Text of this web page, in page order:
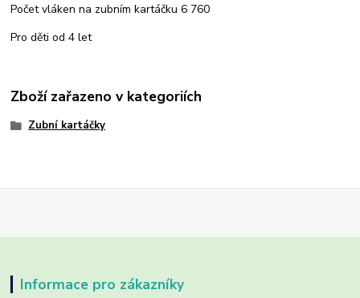
Počet vláken na zubním kartáčku 6 760
Pro děti od 4 let
Zboží zařazeno v kategoriích
Zubní kartáčky
Informace pro zákazníky